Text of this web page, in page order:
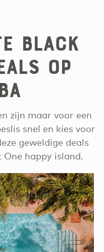
Black
op
zijn maar voor een
snel en kies voor
geweldige deals
happy island.